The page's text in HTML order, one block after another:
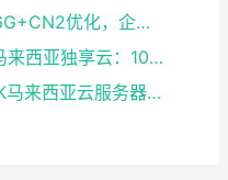
香港云服务器天花板！8核16G+CN2优化，企业级数据安全+毫秒级延迟双保险！
跨境直播不卡顿！实测RAK马来西亚独享云：1080P推流稳定，首月6折优惠中
千元价，万元性能！MY-RAK马来西亚云服务器：首月5折+免费SEO工具，中小企业出海“降本神器”